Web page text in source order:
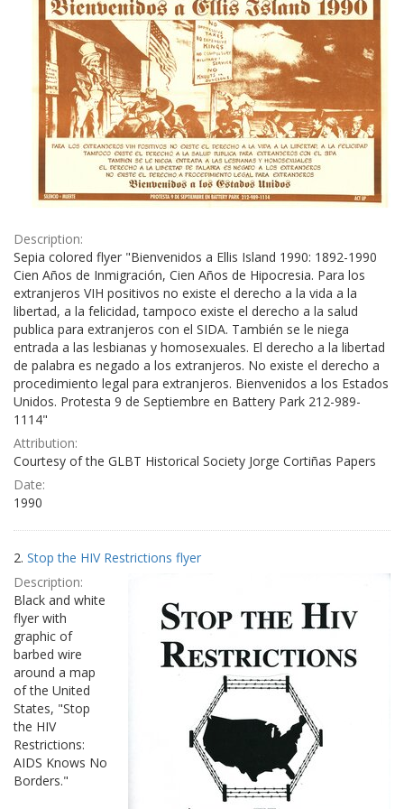
Description:
Sepia colored flyer "Bienvenidos a Ellis Island 1990: 1892-1990
Cien Años de Inmigración, Cien Años de Hipocresia. Para los
extranjeros VIH positivos no existe el derecho a la vida a la
libertad, a la felicidad, tampoco existe el derecho a la salud
publica para extranjeros con el SIDA. También se le niega
entrada a las lesbianas y homosexuales. El derecho a la libertad
de palabra es negado a los extranjeros. No existe el derecho a
procedimiento legal para extranjeros. Bienvenidos a los Estados
Unidos. Protesta 9 de Septiembre en Battery Park 212-989-
1114"
Attribution:
Courtesy of the GLBT Historical Society Jorge Cortiñas Papers
Date:
1990
2. Stop the HIV Restrictions flyer
Description:
Black and white
flyer with
graphic of
barbed wire
around a map
of the United
States, "Stop
the HIV
Restrictions:
AIDS Knows No
Borders."